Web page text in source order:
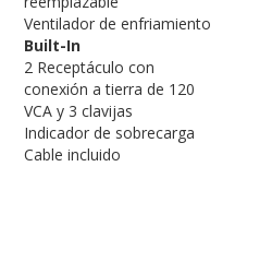
Ventilador de enfriamiento
Built-In
2 Receptáculo con
conexión a tierra de 120
VCA y 3 clavijas
Indicador de sobrecarga
Cable incluido